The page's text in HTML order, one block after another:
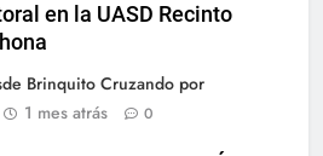
en la UASD Recinto
Brinquito Cruzando por
1 mes atrás 0